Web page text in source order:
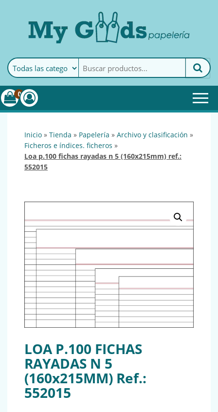
MyGoods · PapeleríaMy Goods es tu papelería
online de confianza. Podrás
encontrar todo lo necesario
0
inicio » tienda » papelería » archivo y clasificación »
ficheros e índices. ficheros »
loa p.100 fichas rayadas n 5 (160x215mm) ref.:
552015
LOA P.100 FICHAS
RAYADAS N 5
(160x215MM) Ref.:
552015